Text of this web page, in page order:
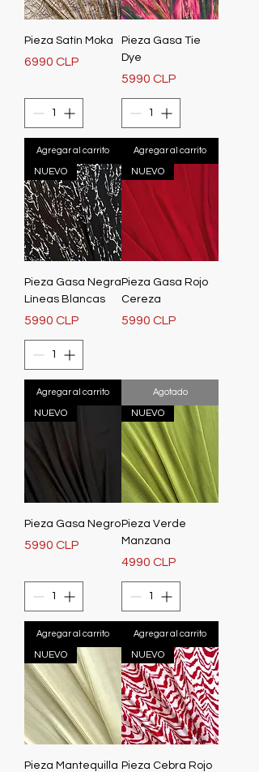
Pieza Satín Moka
Precio
6990 CLP
Agregar al carrito
Pieza Gasa Tie
Dye
Precio
5990 CLP
Agregar al carrito
NUEVO
Pieza Gasa Negra
Líneas Blancas
Precio
5990 CLP
Agregar al carrito
NUEVO
Pieza Gasa Rojo
Cereza
Precio
5990 CLP
Agotado
NUEVO
Pieza Gasa Negro
Precio
5990 CLP
Agregar al carrito
NUEVO
Pieza Verde
Manzana
Precio
4990 CLP
Agregar al carrito
NUEVO
Pieza Mantequilla
NUEVO
Pieza Cebra Rojo